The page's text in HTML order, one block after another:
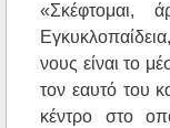
«Σκέφτομαι,
νους είναι το
τον εαυτό του
κέντρο στο